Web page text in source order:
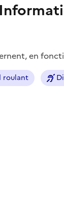
en
roulant